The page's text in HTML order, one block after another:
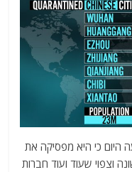
היום כי היא מפסיקה את
וצפוי שעוד ועוד חברות